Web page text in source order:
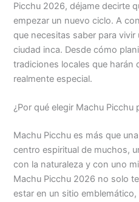
Picchu 2026, déjame decirte
empezar un nuevo ciclo. A
que necesitas saber para vivir
ciudad inca. Desde cómo
tradiciones locales que harán
realmente especial.
¿Por qué elegir Machu Picchu
Machu Picchu es más que
centro espiritual de muchos,
con la naturaleza y con uno
Machu Picchu 2026 no solo
estar en un sitio